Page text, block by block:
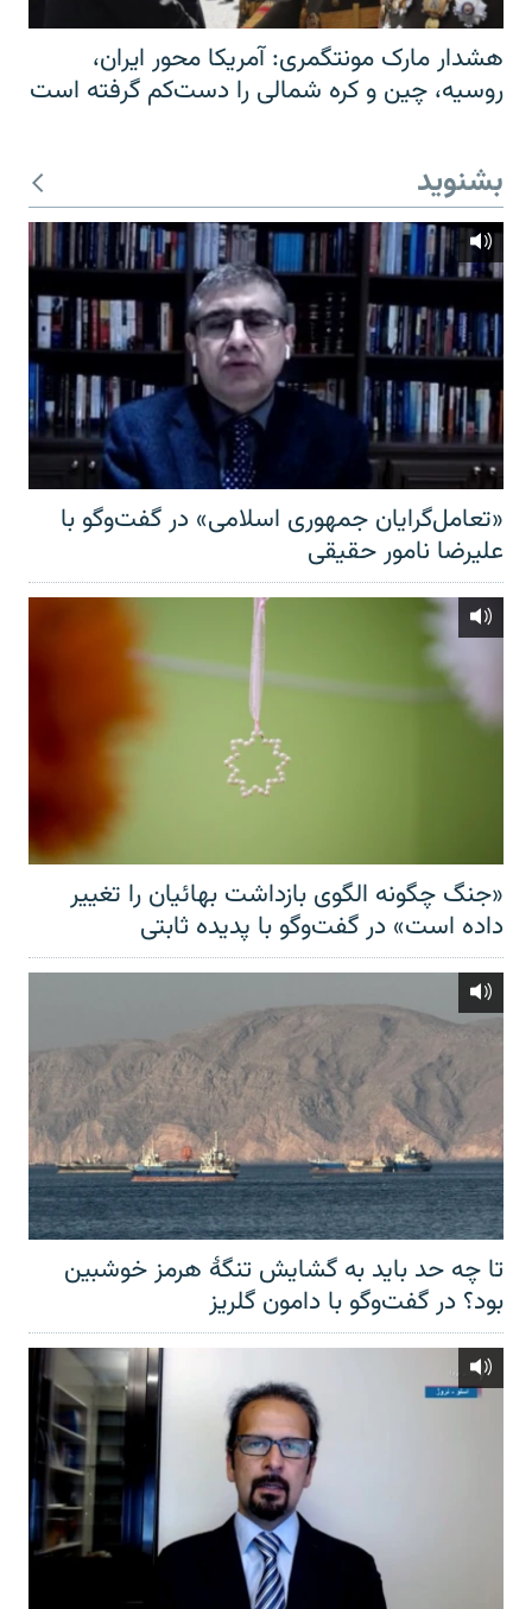
هشدار مارک مونتگمری: آمریکا محور ایران،
روسیه، چین و کره شمالی را دست‌کم گرفته است
بشنوید
«تعامل‌گرایان جمهوری اسلامی» در گفت‌وگو با
علیرضا نامور حقیقی
«جنگ چگونه الگوی بازداشت بهائیان را تغییر
داده است» در گفت‌وگو با پدیده ثابتی
تا چه حد باید به گشایش تنگهٔ هرمز خوشبین
بود؟ در گفت‌وگو با دامون گلریز